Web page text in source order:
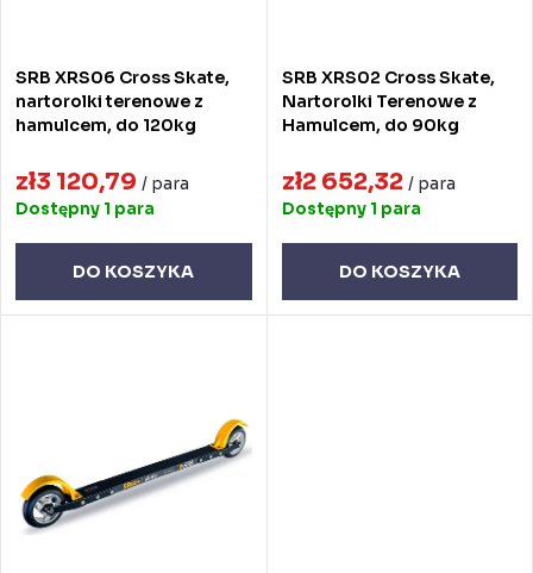
p
r
o
k
d
u
k
w
SRB XRS06 Cross Skate,
nartorolki terenowe z
hamulcem, do 120kg
zł3 120,79 / para
Dostępny 1 para
DO KOSZYKA
SRB XRS02 Cross Skate,
Nartorolki Terenowe z
Hamulcem, do 90kg
zł2 652,32 / para
Dostępny 1 para
DO KOSZYKA